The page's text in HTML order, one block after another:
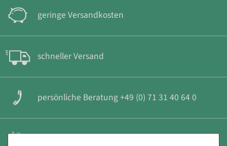
geringe Versandkosten
schneller Versand
persönliche Beratung +49 (0) 71 31 40 64 0